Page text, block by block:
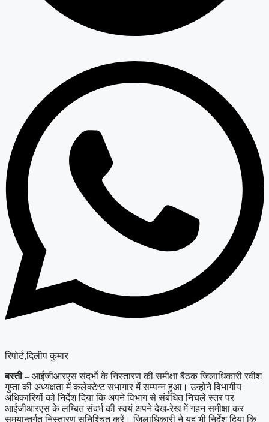
रिपोर्ट,दिलीप कुमार
बस्ती– आईजीआरएस संदर्भो के निस्तारण की समीक्षा बैठक जिलाधिकारी रवीश
गुप्ता की अध्यक्षता में कलेक्टेªट सभागार में सम्पन्न हुआ। उन्होने विभागीय
अधिकारियों को निर्देश दिया कि अपने विभाग से संबंधित निचले स्तर पर
आईजीआरएस के लम्बित संदर्भ की स्वयं अपने देख-रेख में गहन समीक्षा कर
समयान्तर्गत निस्तारण सुनिश्चित करें। जिलाधिकारी ने यह भी निर्देश दिया कि